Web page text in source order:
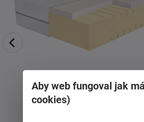
Aby web fungoval jak
cookies)